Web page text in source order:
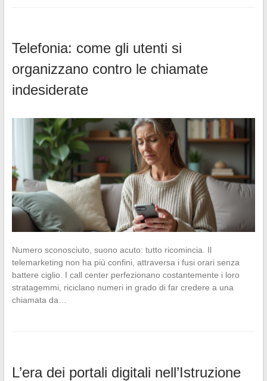
Telefonia: come gli utenti si
organizzano contro le chiamate
indesiderate
Numero sconosciuto, suono acuto: tutto ricomincia. Il
telemarketing non ha più confini, attraversa i fusi orari senza
battere ciglio. I call center perfezionano costantemente i loro
stratagemmi, riciclano numeri in grado di far credere a una
chiamata da…
L’era dei portali digitali nell’Istruzione